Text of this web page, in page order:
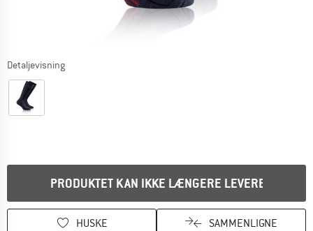
Detaljevisning
PRODUKTET KAN IKKE LÆNGERE LEVERES
HUSKE SAMMENLIGNE